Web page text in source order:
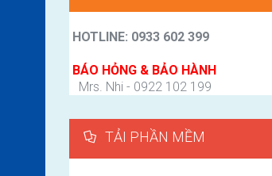
HOTLINE: 0933 602 399
BÁO HỎNG & BẢO HÀNH
Mrs. Nhi - 0922 102 199
TẢI PHẦN MỀM